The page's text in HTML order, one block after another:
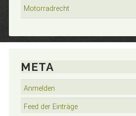
Motorradrecht
META
Anmelden
Feed der Einträge